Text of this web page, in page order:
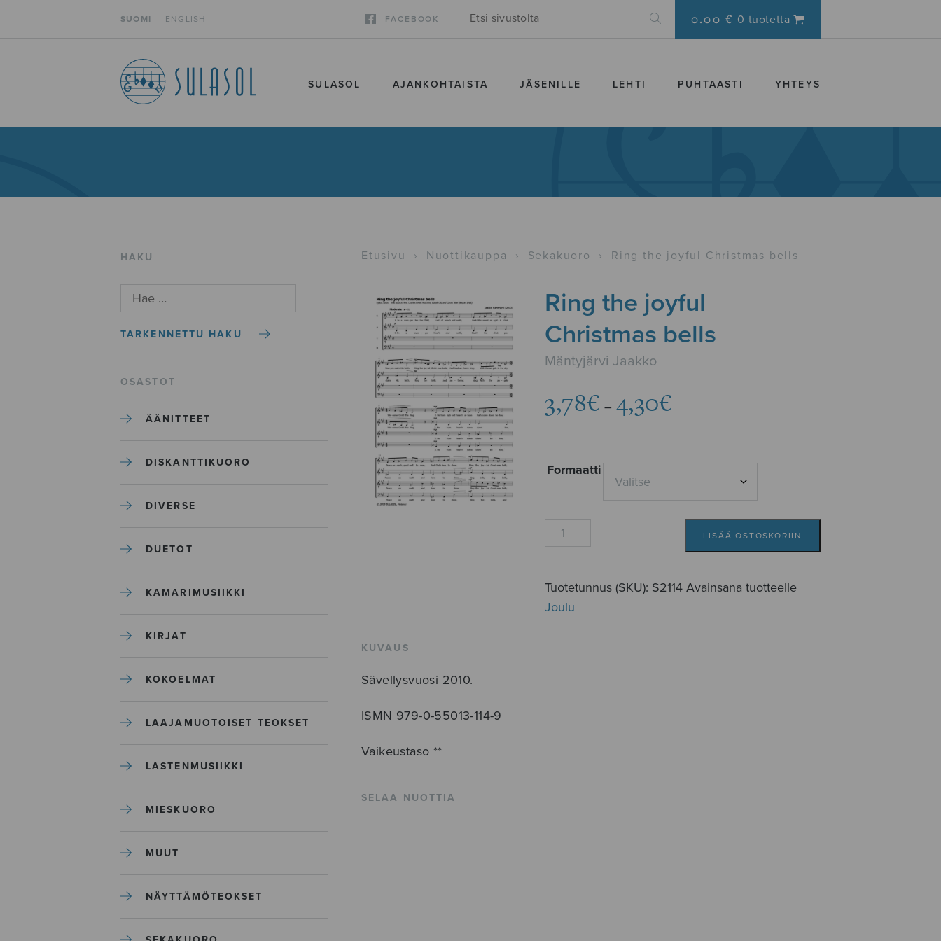
SUOMI ENGLISH FACEBOOK 0.00 € 0 tuotetta
SULASOL AJANKOHTAISTA JÄSENILLE LEHTI PUHTAASTI YHTEYS
HAKU
TARKENNETTU HAKU
OSASTOT
ÄÄNITTEET
DISKANTTIKUORO
DIVERSE
DUETOT
KAMARIMUSIIKKI
KIRJAT
KOKOELMAT
LAAJAMUOTOISET TEOKSET
LASTENMUSIIKKI
MIESKUORO
MUUT
NÄYTTÄMÖTEOKSET
Etusivu › Nuottikauppa › Sekakuoro › Ring the joyful Christmas bells
Ring the joyful
Christmas bells
Mäntyjärvi Jaakko
3,78€ – 4,30€
Formaatti
Ring
Christmas
bells
LISÄÄ OSTOSKORIIN
Tuotetunnus (SKU): S2114 Avainsana tuotteelle
Joulu
KUVAUS
Sävellysvuosi 2010.
ISMN 979-0-55013-114-9
Vaikeustaso **
SELAA NUOTTIA